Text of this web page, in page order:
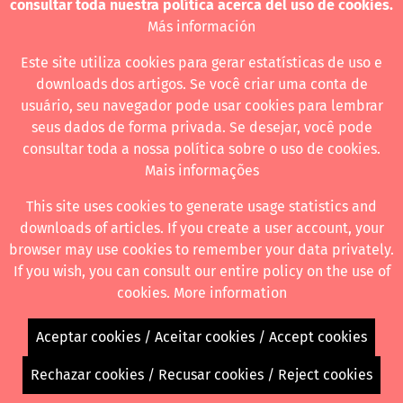
consultar toda nuestra política acerca del uso de cookies.
Más información
Este site utiliza cookies para gerar estatísticas de uso e
downloads dos artigos. Se você criar uma conta de
usuário, seu navegador pode usar cookies para lembrar
seus dados de forma privada. Se desejar, você pode
consultar toda a nossa política sobre o uso de cookies.
Mais informações
This site uses cookies to generate usage statistics and
downloads of articles. If you create a user account, your
browser may use cookies to remember your data privately.
If you wish, you can consult our entire policy on the use of
cookies. More information
Aceptar cookies / Aceitar cookies / Accept cookies
Rechazar cookies / Recusar cookies / Reject cookies